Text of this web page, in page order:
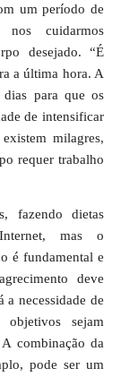
um período de
cuidarmos
desejado. “É
a última hora. A
para que os
de intensificar
milagres,
requer trabalho
fazendo dietas
mas o
é fundamental e
deve
a necessidade de
sejam
combinação da
pode ser um